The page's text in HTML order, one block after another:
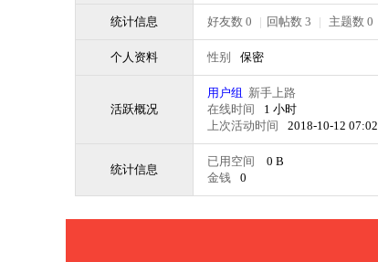
统计信息 好友数 0 | 回帖数 3 | 主题数 0
个人资料 性别 保密
活跃概况
用户组 新手上路
在线时间
1 小时
上次活动时间
2018-10-12 07:02
统计信息
已用空间 0 B
金钱
0